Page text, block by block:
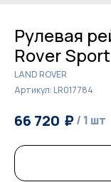
Рулевая
Rover
LAND ROVER
Артикул: LR017784
66 720 ₽/ 1 шт